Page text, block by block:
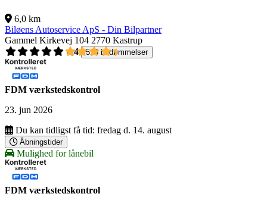
6,0 km
Biløens Autoservice ApS - Din Bilpartner
Gammel Kirkevej 104 2770 Kastrup
4,4
518 bedømmelser
FDM værkstedskontrol
23. jun 2026
Du kan tidligst få tid: fredag d. 14. august
Åbningstider
Mulighed for lånebil
FDM værkstedskontrol